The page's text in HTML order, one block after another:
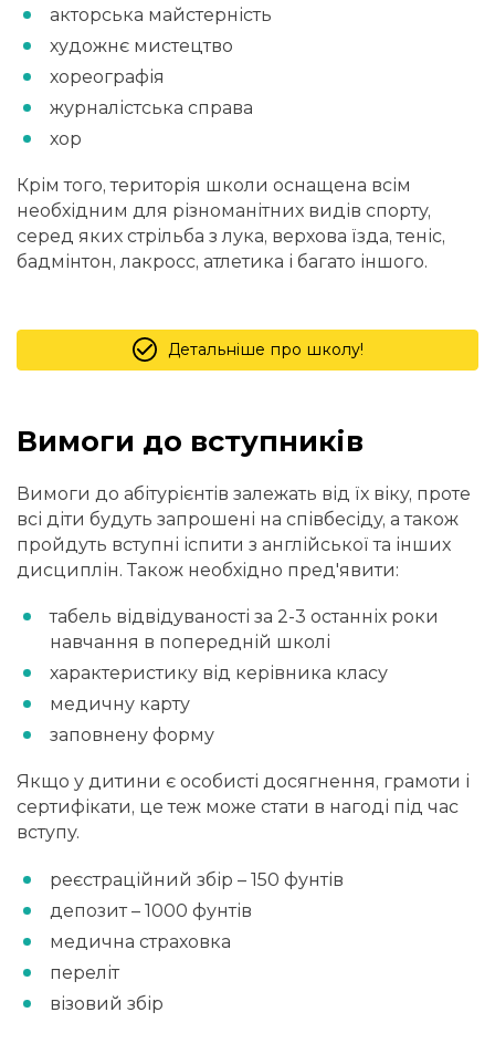
акторська майстерність
художнє мистецтво
хореографія
журналістська справа
хор
Крім того, територія школи оснащена всім
необхідним для різноманітних видів спорту,
серед яких стрільба з лука, верхова їзда, теніс,
бадмінтон, лакросс, атлетика і багато іншого.
Детальніше про школу!
Вимоги до вступників
Вимоги до абітурієнтів залежать від їх віку, проте
всі діти будуть запрошені на співбесіду, а також
пройдуть вступні іспити з англійської та інших
дисциплін. Також необхідно пред'явити:
табель відвідуваності за 2-3 останніх роки
навчання в попередній школі
характеристику від керівника класу
медичну карту
заповнену форму
Якщо у дитини є особисті досягнення, грамоти і
сертифікати, це теж може стати в нагоді під час
вступу.
реєстраційний збір – 150 фунтів
депозит – 1000 фунтів
медична страховка
переліт
візовий збір